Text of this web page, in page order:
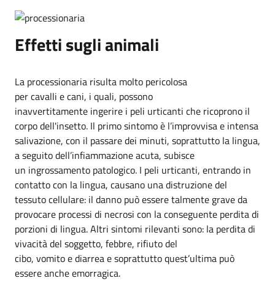
Effetti sugli animali
La processionaria risulta molto pericolosa
per cavalli e cani, i quali, possono
inavvertitamente ingerire i peli urticanti che ricoprono il
corpo dell'insetto. Il primo sintomo è l’improvvisa e intensa
salivazione, con il passare dei minuti, soprattutto la lingua,
a seguito dell’infiammazione acuta, subisce
un ingrossamento patologico. I peli urticanti, entrando in
contatto con la lingua, causano una distruzione del
tessuto cellulare: il danno può essere talmente grave da
provocare processi di necrosi con la conseguente perdita di
porzioni di lingua. Altri sintomi rilevanti sono: la perdita di
vivacità del soggetto, febbre, rifiuto del
cibo, vomito e diarrea e soprattutto quest’ultima può
essere anche emorragica.